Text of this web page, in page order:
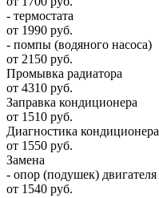
- термостата
от 1990 руб.
- помпы (водяного насоса)
от 2150 руб.
Промывка радиатора
от 4310 руб.
Заправка кондиционера
от 1510 руб.
Диагностика кондиционера
от 1550 руб.
Замена
- опор (подушек) двигателя
от 1540 руб.